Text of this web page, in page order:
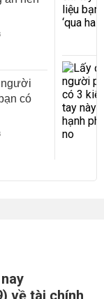
người
có
về tài chính